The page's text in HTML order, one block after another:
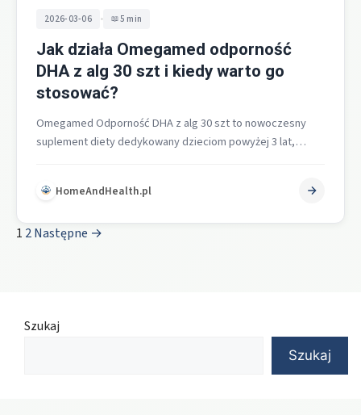
2026-03-06 • 5 min
Jak działa Omegamed odporność
DHA z alg 30 szt i kiedy warto go
stosować?
Omegamed Odporność DHA z alg 30 szt to nowoczesny
suplement diety dedykowany dzieciom powyżej 3 lat,
HomeAndHealth.pl
1 2Następne →
Szukaj
Szukaj